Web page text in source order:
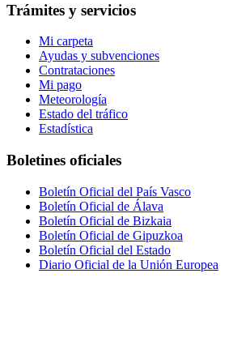
Trámites y servicios
Mi carpeta
Ayudas y subvenciones
Contrataciones
Mi pago
Meteorología
Estado del tráfico
Estadística
Boletines oficiales
Boletín Oficial del País Vasco
Boletín Oficial de Álava
Boletín Oficial de Bizkaia
Boletín Oficial de Gipuzkoa
Boletín Oficial del Estado
Diario Oficial de la Unión Europea